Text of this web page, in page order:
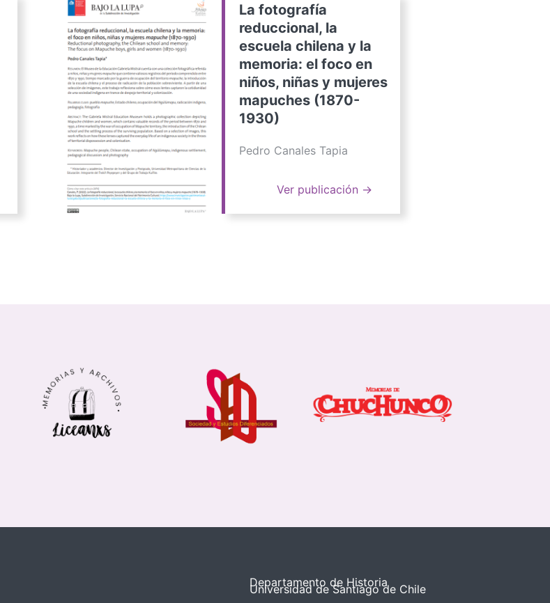
La fotografía
reduccional, la
escuela chilena y la
memoria: el foco en
niños, niñas y mujeres
mapuches (1870-
1930)
Pedro Canales Tapia
Ver publicación →
Departamento de Historia
Universidad de Santiago de Chile